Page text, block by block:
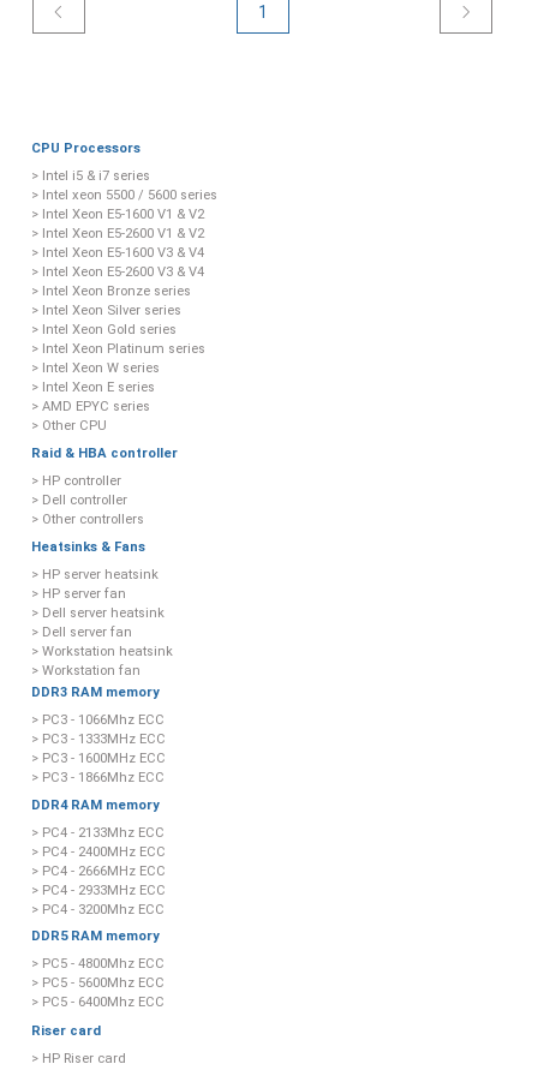
1
CPU Processors
> Intel i5 & i7 series
> Intel xeon 5500 / 5600 series
> Intel Xeon E5-1600 V1 & V2
> Intel Xeon E5-2600 V1 & V2
> Intel Xeon E5-1600 V3 & V4
> Intel Xeon E5-2600 V3 & V4
> Intel Xeon Bronze series
> Intel Xeon Silver series
> Intel Xeon Gold series
> Intel Xeon Platinum series
> Intel Xeon W series
> Intel Xeon E series
> AMD EPYC series
> Other CPU
Raid & HBA controller
> HP controller
> Dell controller
> Other controllers
Heatsinks & Fans
> HP server heatsink
> HP server fan
> Dell server heatsink
> Dell server fan
> Workstation heatsink
> Workstation fan
DDR3 RAM memory
> PC3 - 1066Mhz ECC
> PC3 - 1333MHz ECC
> PC3 - 1600MHz ECC
> PC3 - 1866Mhz ECC
DDR4 RAM memory
> PC4 - 2133Mhz ECC
> PC4 - 2400MHz ECC
> PC4 - 2666MHz ECC
> PC4 - 2933MHz ECC
> PC4 - 3200Mhz ECC
DDR5 RAM memory
> PC5 - 4800Mhz ECC
> PC5 - 5600Mhz ECC
> PC5 - 6400Mhz ECC
Riser card
> HP Riser card